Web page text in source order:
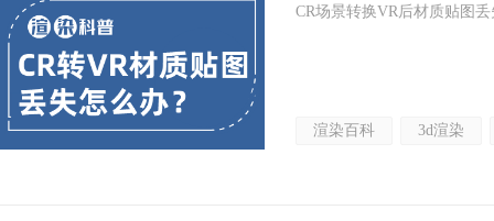
CR场景转换VR后材质贴图
渲染百科 3d渲染